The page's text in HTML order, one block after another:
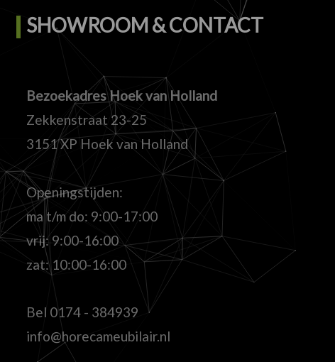
SHOWROOM & CONTACT
Bezoekadres Hoek van Holland
Zekkenstraat 23-25
3151 XP Hoek van Holland
Openingstijden:
ma t/m do: 9:00-17:00
vrij: 9:00-16:00
zat: 10:00-16:00
Bel 0174 - 384939
info@horecameubilair.nl